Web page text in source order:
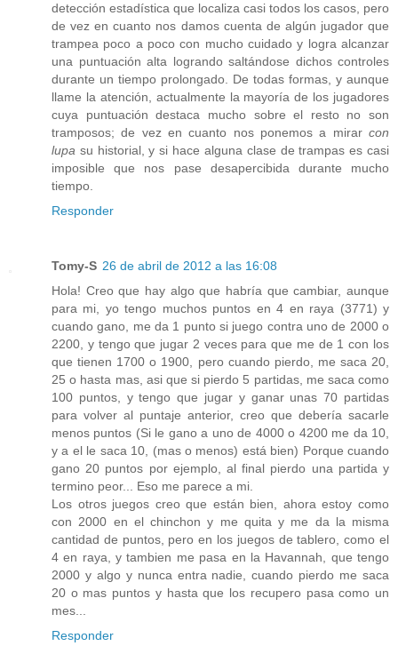
detección estadística que localiza casi todos los casos, pero
de vez en cuanto nos damos cuenta de algún jugador que
trampea poco a poco con mucho cuidado y logra alcanzar
una puntuación alta logrando saltándose dichos controles
durante un tiempo prolongado. De todas formas, y aunque
llame la atención, actualmente la mayoría de los jugadores
cuya puntuación destaca mucho sobre el resto no son
tramposos; de vez en cuanto nos ponemos a mirar con
lupa su historial, y si hace alguna clase de trampas es casi
imposible que nos pase desapercibida durante mucho
tiempo.
Responder
Tomy-S 26 de abril de 2012 a las 16:08
Hola! Creo que hay algo que habría que cambiar, aunque
para mi, yo tengo muchos puntos en 4 en raya (3771) y
cuando gano, me da 1 punto si juego contra uno de 2000 o
2200, y tengo que jugar 2 veces para que me de 1 con los
que tienen 1700 o 1900, pero cuando pierdo, me saca 20,
25 o hasta mas, asi que si pierdo 5 partidas, me saca como
100 puntos, y tengo que jugar y ganar unas 70 partidas
para volver al puntaje anterior, creo que debería sacarle
menos puntos (Si le gano a uno de 4000 o 4200 me da 10,
y a el le saca 10, (mas o menos) está bien) Porque cuando
gano 20 puntos por ejemplo, al final pierdo una partida y
termino peor... Eso me parece a mi.
Los otros juegos creo que están bien, ahora estoy como
con 2000 en el chinchon y me quita y me da la misma
cantidad de puntos, pero en los juegos de tablero, como el
4 en raya, y tambien me pasa en la Havannah, que tengo
2000 y algo y nunca entra nadie, cuando pierdo me saca
20 o mas puntos y hasta que los recupero pasa como un
mes...
Responder